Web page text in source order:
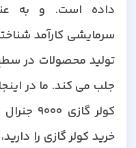
داده است. و به
سرمایشی کارآمد
تولید محصولات در سطح
جلب می کند. ما در اینجا
کولر گازی
خرید کولر گازی را دارید،